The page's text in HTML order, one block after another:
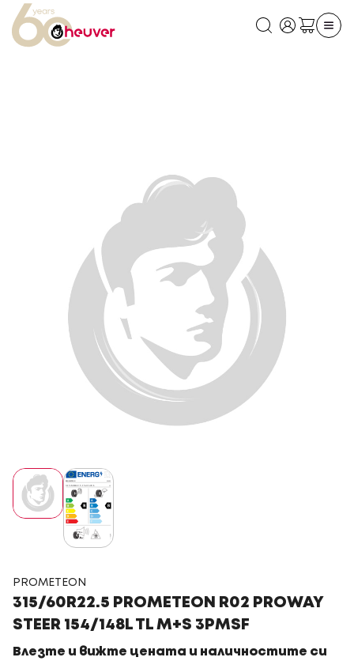
PROMETEON
315/60R22.5 PROMETEON R02 PROWAY
STEER 154/148L TL M+S 3PMSF
Влезте и вижте цената и наличностите си